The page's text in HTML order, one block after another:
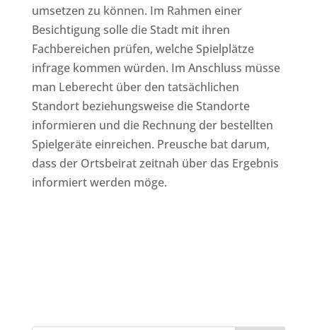
umsetzen zu können. Im Rahmen einer
Besichtigung solle die Stadt mit ihren
Fachbereichen prüfen, welche Spielplätze
infrage kommen würden. Im Anschluss müsse
man Leberecht über den tatsächlichen
Standort beziehungsweise die Standorte
informieren und die Rechnung der bestellten
Spielgeräte einreichen. Preusche bat darum,
dass der Ortsbeirat zeitnah über das Ergebnis
informiert werden möge.